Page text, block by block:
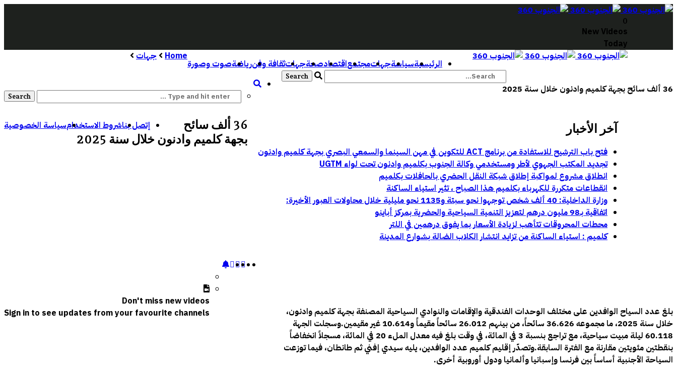
0
New Videos
Today
الرئيسيةسياسةجهاتمجتمعاقتصادصحةجهاتثقافة وفنرياضةصوت وصورة
آخر الأخبار
فتح باب الترشيح للاستفادة من برنامج ACT للتكوين في مهن السينما والسمعي البصري بجهة كلميم وادنون
تجديد المكتب الجهوي لأطر ومستخدمي وكالة الجنوب بكلميم وادنون تحت لواء UGTM
انطلاق مشروع لمواكبة إطلاق شبكة النقل الحضري بالحافلات بكلميم
انقطاعات متكررة للكهرباء بكلميم هذا الصباح ، تثير استياء الساكنة
وزارة الداخلية: 40 ألف شخص توجهوا نحو سبتة و1135 نحو مليلية خلال محاولات العبور الأخيرة:
اتفاقية بـ98 مليون درهم لتعزيز التنمية السياحية والحضرية بمركز أباينو
محطات المحروقات تتأهب لزيادة الأسعار بما يفوق درهمين في اللتر
كلميم : استياء الساكنة من تزايد انتشار الكلاب الضالة بشوارع المدينة
إتصل بناشروط الاستخدامسياسة الخصوصية
Don't miss new videos
Sign in to see updates from your favourite channels
Home جهات
36 ألف سائح بجهة كلميم وادنون خلال سنة 2025
36 ألف سائح
بجهة كلميم وادنون خلال سنة 2025
بلغ عدد السياح الوافدين على مختلف الوحدات الفندقية والإقامات والنوادي السياحية المصنفة بجهة كلميم وادنون،
خلال سنة 2025، ما مجموعه 36.626 سائحاً، من بينهم 26.012 سائحاً مقيماً و10.614 غير مقيمين.وسجلت الجهة
60.118 ليلة مبيت سياحية، مع تراجع بنسبة 3 في المائة، في وقت بلغ فيه معدل الملء 20 في المائة، مسجلاً انخفاضاً
بنقطتين مئويتين مقارنة مع الفترة السابقة.وتصدّر إقليم كلميم عدد الوافدين، يليه سيدي إفني ثم طانطان، فيما توزعت
السياحة الأجنبية أساساً بين فرنسا وإسبانيا وألمانيا ودول أوروبية أخرى.